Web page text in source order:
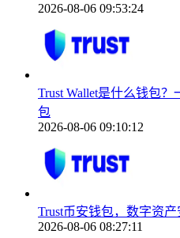
2026-08-06 09:53:24
Trust Wallet是什么钱包
包
2026-08-06 09:10:12
Trust币安钱包，数字资
2026-08-06 08:27:11